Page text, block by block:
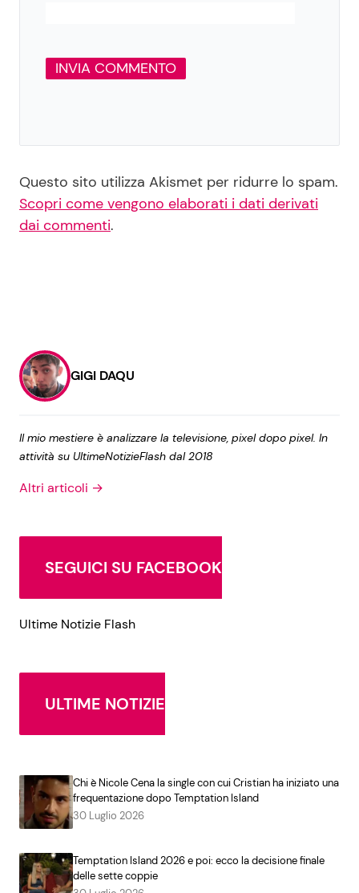
Questo sito utilizza Akismet per ridurre lo spam.
Scopri come vengono elaborati i dati derivati
dai commenti.
GIGI DAQU
Il mio mestiere è analizzare la televisione, pixel dopo pixel. In
attività su UltimeNotizieFlash dal 2018
Altri articoli →
SEGUICI SU FACEBOOK
Ultime Notizie Flash
ULTIME NOTIZIE
Chi è Nicole Cena la single con cui Cristian ha iniziato una
frequentazione dopo Temptation Island
30 Luglio 2026
Temptation Island 2026 e poi: ecco la decisione finale
delle sette coppie